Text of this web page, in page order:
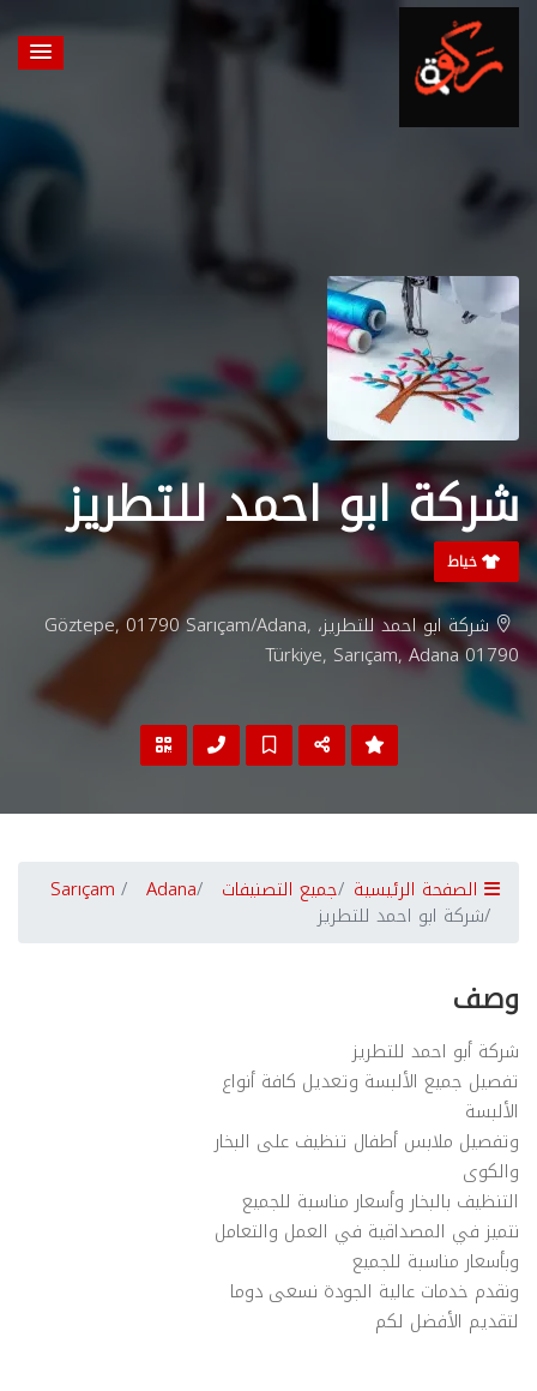
شركة ابو احمد للتطريز
خياط
شركة ابو احمد للتطريز، Göztepe, 01790 Sarıçam/Adana,
Türkiye, Sarıçam, Adana 01790
الصفحة الرئيسية جميع التصنيفات Adana
Sarıçam
شركة ابو احمد للتطريز
وصف
شركة أبو احمد للتطريز
تفصيل جميع الألبسة وتعديل كافة أنواع
الألبسة
وتفصيل ملابس أطفال تنظيف على البخار
والكوى
التنظيف بالبخار وأسعار مناسبة للجميع
نتميز في المصداقية في العمل والتعامل
وبأسعار مناسبة للجميع
ونقدم خدمات عالية الجودة نسعى دوما
لتقديم الأفضل لكم